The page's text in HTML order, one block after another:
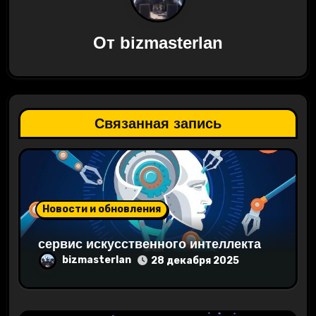
о
з
п
и
я
От bizmasterlan
Связанная запись
Новости и обновления
сервис искусственного интеллекта
bizmasterlan 28 декабря 2025